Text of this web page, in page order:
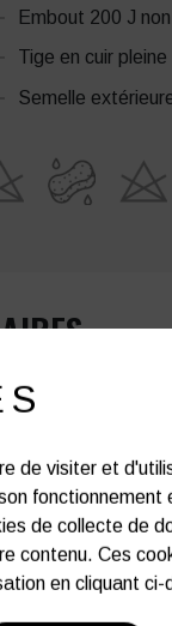
Embout 200 J
Tige en cuir pleine
Semelle
de visiter et
fonctionnement
de collecte de
contenu. Ces
en cliquant ci-